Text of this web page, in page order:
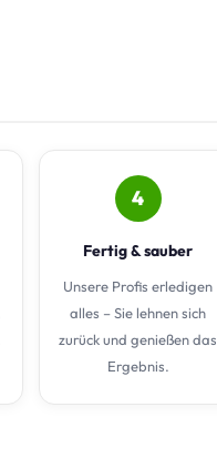
4
Fertig & sauber
Unsere Profis erledigen
alles – Sie lehnen sich
zurück und genießen das
Ergebnis.